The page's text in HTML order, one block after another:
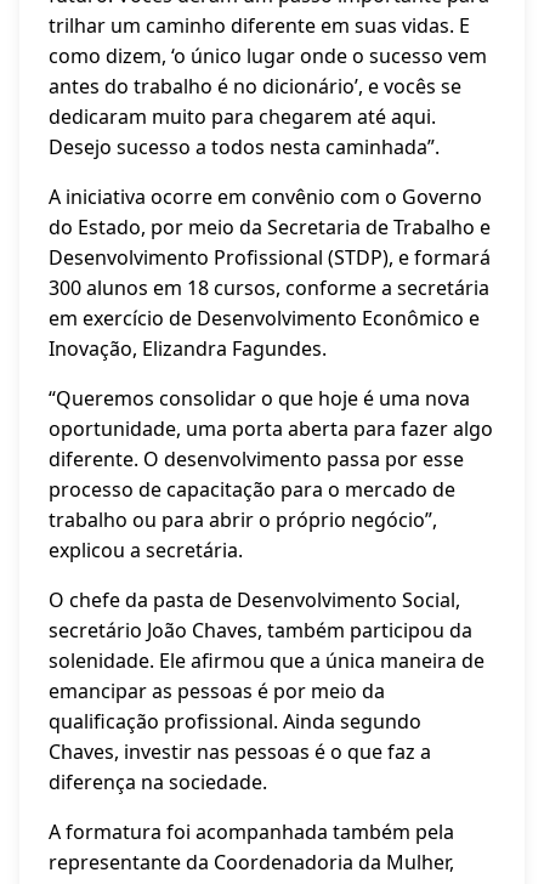
trilhar um caminho diferente em suas vidas. E
como dizem, ‘o único lugar onde o sucesso vem
antes do trabalho é no dicionário’, e vocês se
dedicaram muito para chegarem até aqui.
Desejo sucesso a todos nesta caminhada”.
A iniciativa ocorre em convênio com o Governo
do Estado, por meio da Secretaria de Trabalho e
Desenvolvimento Profissional (STDP), e formará
300 alunos em 18 cursos, conforme a secretária
em exercício de Desenvolvimento Econômico e
Inovação, Elizandra Fagundes.
“Queremos consolidar o que hoje é uma nova
oportunidade, uma porta aberta para fazer algo
diferente. O desenvolvimento passa por esse
processo de capacitação para o mercado de
trabalho ou para abrir o próprio negócio”,
explicou a secretária.
O chefe da pasta de Desenvolvimento Social,
secretário João Chaves, também participou da
solenidade. Ele afirmou que a única maneira de
emancipar as pessoas é por meio da
qualificação profissional. Ainda segundo
Chaves, investir nas pessoas é o que faz a
diferença na sociedade.
A formatura foi acompanhada também pela
representante da Coordenadoria da Mulher,